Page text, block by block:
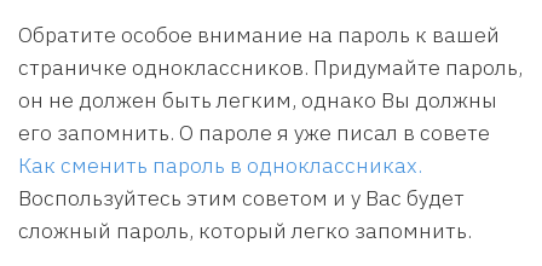
Обратите особое внимание на пароль к вашей
страничке одноклассников. Придумайте пароль,
он не должен быть легким, однако Вы должны
его запомнить. О пароле я уже писал в совете
Как сменить пароль в одноклассниках.
Воспользуйтесь этим советом и у Вас будет
сложный пароль, который легко запомнить.